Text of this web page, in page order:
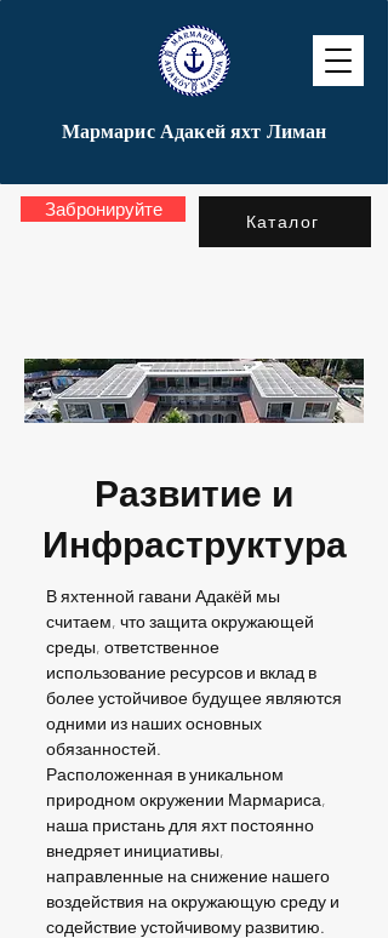
Мармарис Адакей яхт Лиман
Забронируйте
Каталог
Развитие и
Инфраструктура
В яхтенной гавани Адакёй мы
считаем, что защита окружающей
среды, ответственное
использование ресурсов и вклад в
более устойчивое будущее являются
одними из наших основных
обязанностей.
Расположенная в уникальном
природном окружении Мармариса,
наша пристань для яхт постоянно
внедряет инициативы,
направленные на снижение нашего
воздействия на окружающую среду и
содействие устойчивому развитию.